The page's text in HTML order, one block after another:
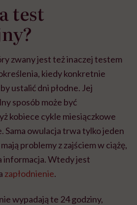
test
zwany jest też inaczej testem
kiedy konkretnie
ustalić dni płodne. Jej
sposób może być
kobiece cykle miesiączkowe
Sama owulacja trwa tylko jeden
problemy z zajściem w ciążę,
informacja. Wtedy jest
zapłodnienie.
wypadają te 24 godziny,